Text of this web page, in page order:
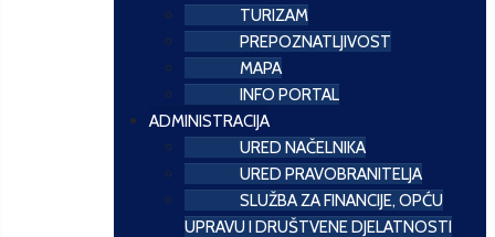
TURIZAM
PREPOZNATLJIVOST
MAPA
INFO PORTAL
ADMINISTRACIJA
URED NAČELNIKA
URED PRAVOBRANITELJA
SLUŽBA ZA FINANCIJE, OPĆU
UPRAVU I DRUŠTVENE DJELATNOSTI